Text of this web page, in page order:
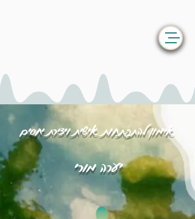
אימון להתפתחות אישית ויצירת יחסים
יערה מורי